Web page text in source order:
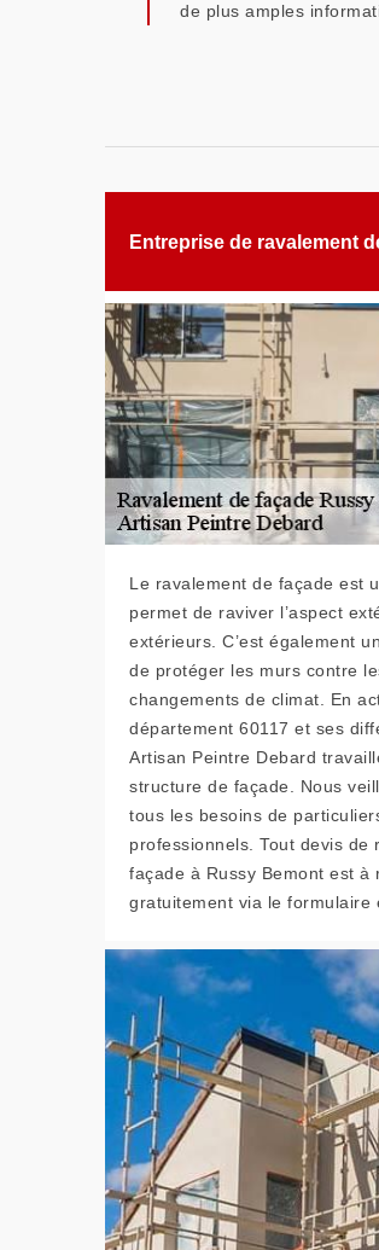
de plus amples
Entreprise de ravalement
Le ravalement de façade est
permet de raviver l’aspect
extérieurs. C’est également
de protéger les murs contre
changements de climat. En
département 60117 et ses
Artisan Peintre Debard
structure de façade. Nous
tous les besoins de
professionnels. Tout devis de
façade à Russy Bemont est à
gratuitement via le formulaire